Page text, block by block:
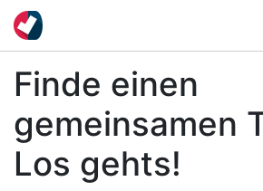
Finde einen
gemeinsamen
Los gehts!